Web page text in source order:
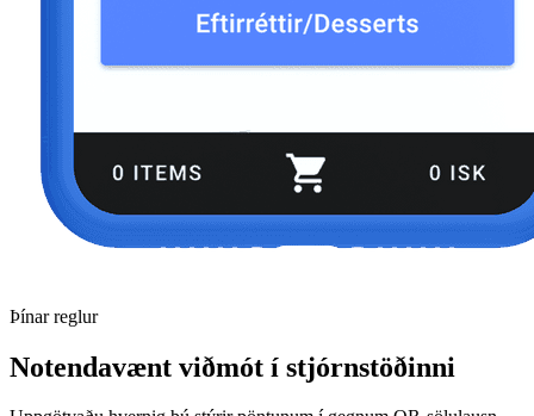
Þínar reglur
Notendavænt viðmót í stjórnstöðinni